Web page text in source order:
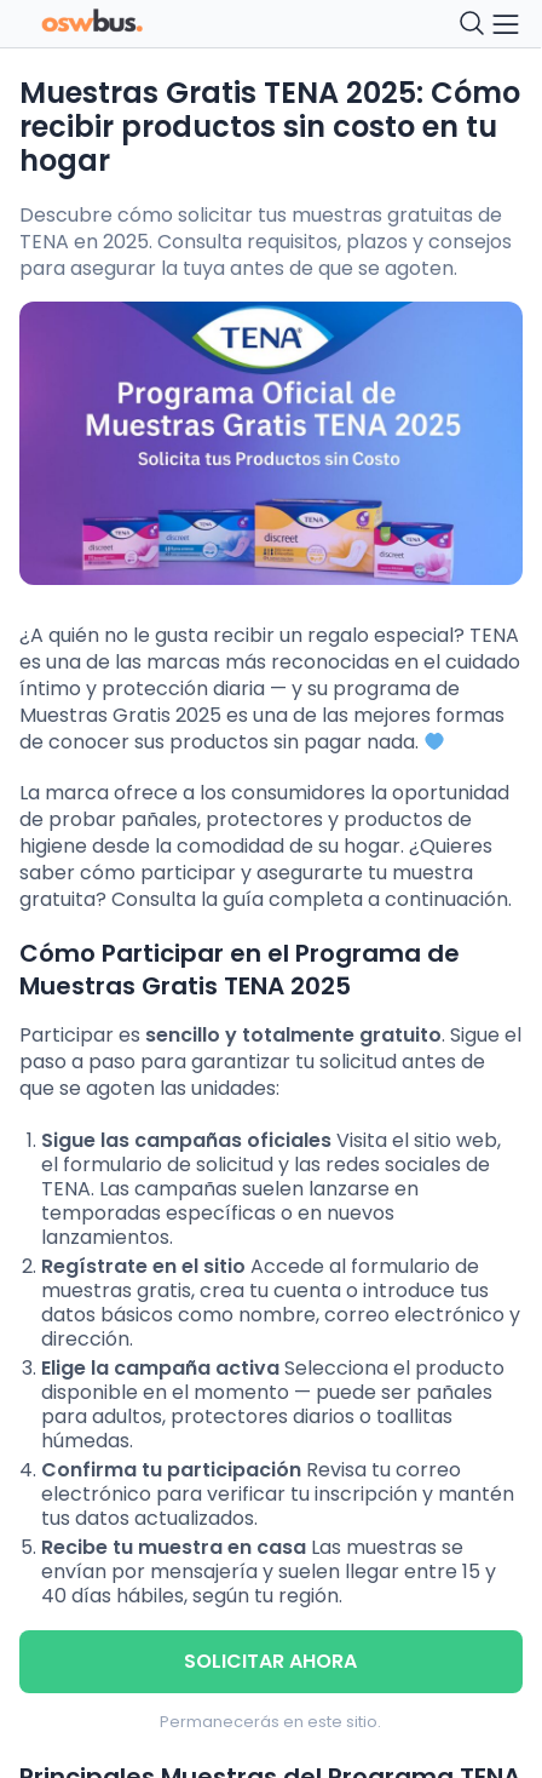
Muestras Gratis TENA 2025: Cómo
recibir productos sin costo en tu
hogar
Descubre cómo solicitar tus muestras gratuitas de
TENA en 2025. Consulta requisitos, plazos y consejos
para asegurar la tuya antes de que se agoten.
¿A quién no le gusta recibir un regalo especial? TENA
es una de las marcas más reconocidas en el cuidado
íntimo y protección diaria — y su programa de
Muestras Gratis 2025 es una de las mejores formas
de conocer sus productos sin pagar nada.
La marca ofrece a los consumidores la oportunidad
de probar pañales, protectores y productos de
higiene desde la comodidad de su hogar. ¿Quieres
saber cómo participar y asegurarte tu muestra
gratuita? Consulta la guía completa a continuación.
Cómo Participar en el Programa de
Muestras Gratis TENA 2025
Participar es sencillo y totalmente gratuito. Sigue el
paso a paso para garantizar tu solicitud antes de
que se agoten las unidades:
Sigue las campañas oficialesVisita el sitio web,
el formulario de solicitud y las redes sociales de
TENA. Las campañas suelen lanzarse en
temporadas específicas o en nuevos
lanzamientos.
Regístrate en el sitio Accede al formulario de
muestras gratis, crea tu cuenta o introduce tus
datos básicos como nombre, correo electrónico y
dirección.
Elige la campaña activaSelecciona el producto
disponible en el momento — puede ser pañales
para adultos, protectores diarios o toallitas
húmedas.
Confirma tu participación Revisa tu correo
electrónico para verificar tu inscripción y mantén
tus datos actualizados.
Recibe tu muestra en casa Las muestras se
envían por mensajería y suelen llegar entre 15 y
40 días hábiles, según tu región.
SOLICITAR AHORA
Permanecerás en este sitio.